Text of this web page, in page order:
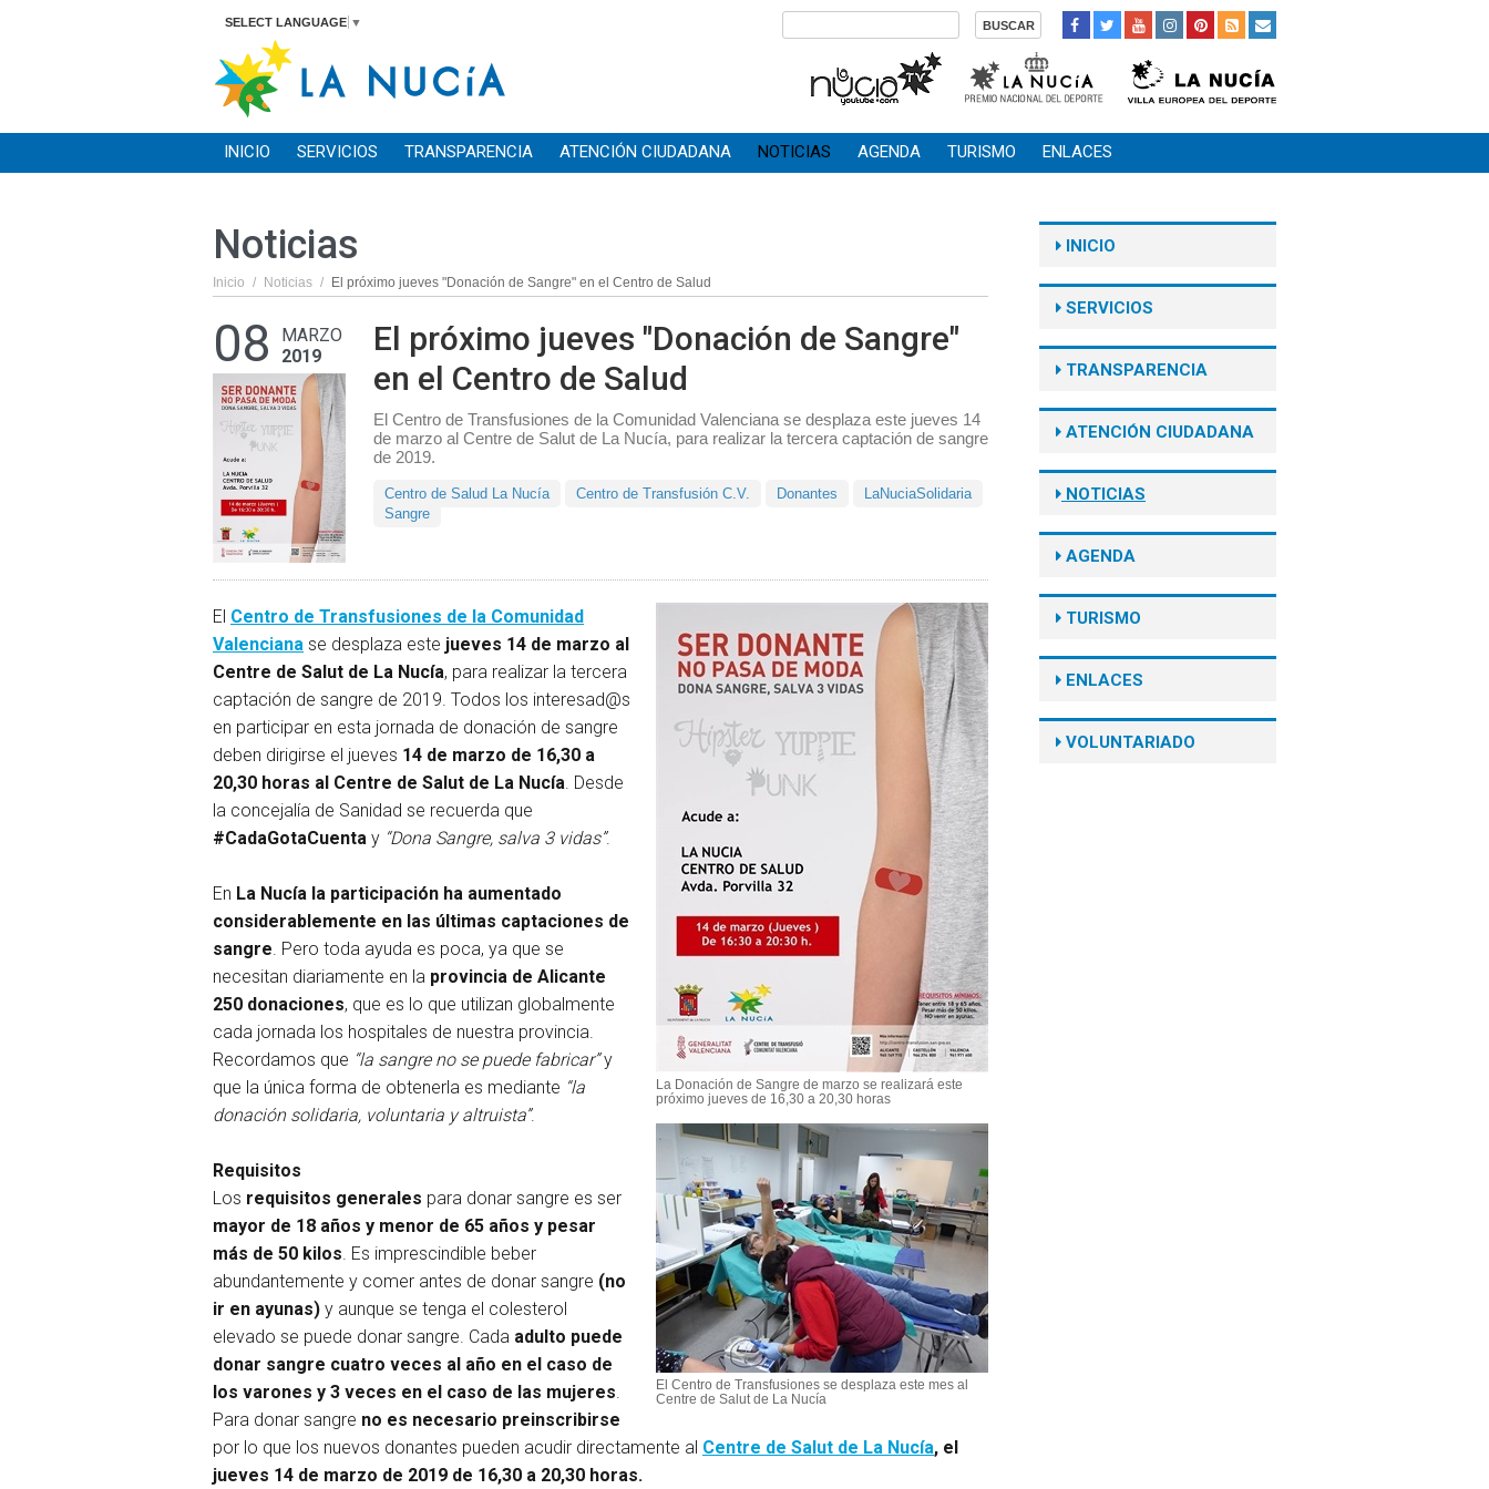
SELECT LANGUAGE ▼
INICIO SERVICIOS TRANSPARENCIA ATENCIÓN CIUDADANA NOTICIAS AGENDA TURISMO ENLACES
Noticias
Inicio / Noticias / El próximo jueves "Donación de Sangre" en el Centro de Salud
08
MARZO
2019
El próximo jueves "Donación de Sangre"
en el Centro de Salud
El Centro de Transfusiones de la Comunidad Valenciana se desplaza este jueves 14
de marzo al Centre de Salut de La Nucía, para realizar la tercera captación de sangre
de 2019.
Centro de Salud La Nucía Centro de Transfusión C.V. Donantes
LaNuciaSolidaria
Sangre
La Donación de Sangre de marzo se realizará este
próximo jueves de 16,30 a 20,30 horas
El Centro de Transfusiones se desplaza este mes al
Centre de Salut de La Nucía
El Centro de Transfusiones de la Comunidad
Valenciana se desplaza este jueves 14 de marzo al
Centre de Salut de La Nucía, para realizar la tercera
captación de sangre de 2019. Todos los interesad@s
en participar en esta jornada de donación de sangre
deben dirigirse el jueves 14 de marzo de 16,30 a
20,30 horas al Centre de Salut de La Nucía . Desde
la concejalía de Sanidad se recuerda que
#CadaGotaCuenta y “Dona Sangre, salva 3 vidas”.
En La Nucía la participación ha aumentado
considerablemente en las últimas captaciones de
sangre . Pero toda ayuda es poca, ya que se
necesitan diariamente en la provincia de Alicante
250 donaciones, que es lo que utilizan globalmente
cada jornada los hospitales de nuestra provincia.
Recordamos que “la sangre no se puede fabricar”y
que la única forma de obtenerla es mediante “la
donación solidaria, voluntaria y altruista”.
Requisitos
Los requisitos generales para donar sangre es ser
mayor de 18 años y menor de 65 años y pesar
más de 50 kilos . Es imprescindible beber
abundantemente y comer antes de donar sangre (no
ir en ayunas) y aunque se tenga el colesterol
elevado se puede donar sangre. Cada adulto puede
donar sangre cuatro veces al año en el caso de
los varones y 3 veces en el caso de las mujeres
Para donar sangre no es necesario preinscribirse
por lo que los nuevos donantes pueden acudir directamente al Centre de Salut de La Nucía, el
jueves 14 de marzo de 2019 de 16,30 a 20,30 horas.
INICIO
SERVICIOS
TRANSPARENCIA
ATENCIÓN CIUDADANA
NOTICIAS
AGENDA
TURISMO
ENLACES
VOLUNTARIADO